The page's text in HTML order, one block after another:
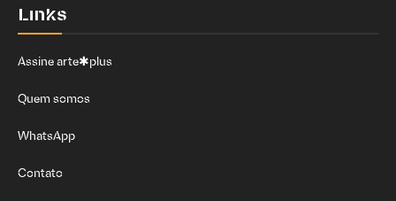
Links
Assine arte✱plus
Quem somos
WhatsApp
Contato